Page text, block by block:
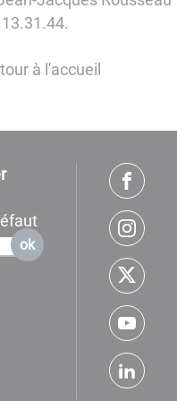
à l'accueil
ok